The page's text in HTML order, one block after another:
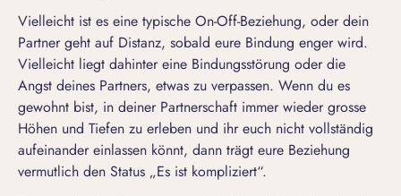
Vielleicht ist es eine typische On-Off-Beziehung, oder dein
Partner geht auf Distanz, sobald eure Bindung enger wird.
Vielleicht liegt dahinter eine Bindungsstörung oder die
Angst deines Partners, etwas zu verpassen. Wenn du es
gewohnt bist, in deiner Partnerschaft immer wieder grosse
Höhen und Tiefen zu erleben und ihr euch nicht vollständig
aufeinander einlassen könnt, dann trägt eure Beziehung
vermutlich den Status „Es ist kompliziert“.